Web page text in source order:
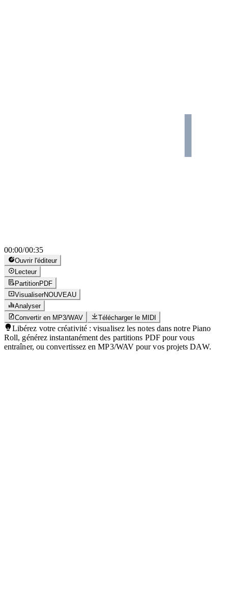
00:00/00:35
Ouvrir l'éditeur
Lecteur
PartitionPDF
VisualiserNOUVEAU
Analyser
Convertir en MP3/WAV
Télécharger le MIDI
Libérez votre créativité : visualisez les notes dans notre Piano